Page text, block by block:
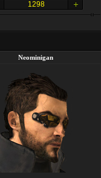
1298
Neominigan